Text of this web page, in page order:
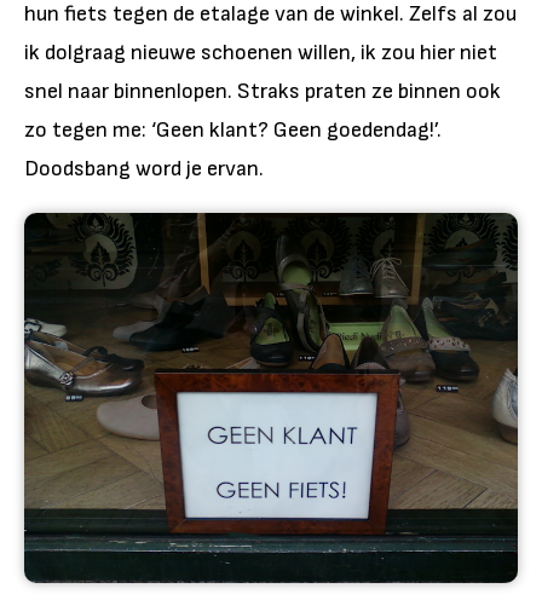
hun fiets tegen de etalage van de winkel. Zelfs al zou
ik dolgraag nieuwe schoenen willen, ik zou hier niet
snel naar binnenlopen. Straks praten ze binnen ook
zo tegen me: ‘Geen klant? Geen goedendag!’.
Doodsbang word je ervan.